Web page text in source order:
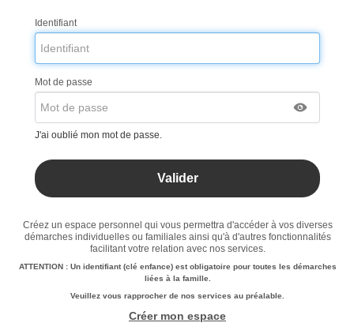
Identifiant
Mot de passe
J'ai oublié mon mot de passe.
Créez un espace personnel qui vous permettra d'accéder à vos diverses
démarches individuelles ou familiales ainsi qu'à d'autres fonctionnalités
facilitant votre relation avec nos services.
ATTENTION : Un identifiant (clé enfance) est obligatoire pour toutes les démarches
liées à la famille.
Veuillez vous rapprocher de nos services au préalable.
Créer mon espace